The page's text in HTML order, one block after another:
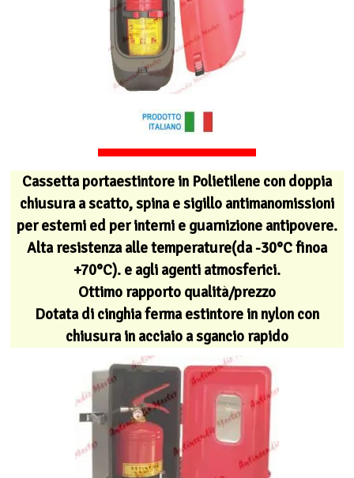
Cassetta portaestintore in Polietilene con doppia
chiusura a scatto, spina e sigillo antimanomissioni
per esterni ed per interni e guarnizione antipovere.
Alta resistenza alle temperature(da -30°C finoa
+70°C). e agli agenti atmosferici.
Ottimo rapporto qualità/prezzo
Dotata di cinghia ferma estintore in nylon con
chiusura in acciaio a sgancio rapido